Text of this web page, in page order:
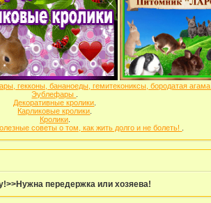
гекконы, бананоеды, гемитекониксы, бородатая
Эублефары
Декоративные кролики
Карликовые кролики
Кролики.
советы о том, как жить долго и не болеть!
передержка или хозяева!